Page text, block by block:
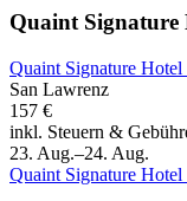
Quaint Signature
Quaint Signature
San Lawrenz
157 €
inkl. Steuern &
23. Aug.–24. Aug.
Quaint Signature